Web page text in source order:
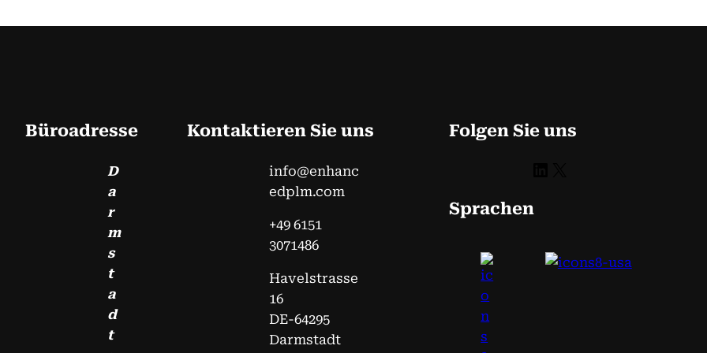
Büroadresse
D
a
r
m
s
t
a
d
t
Kontaktieren Sie uns
info@enhanc
edplm.com
+49 6151
3071486
Havelstrasse
16
DE-64295
Darmstadt
Folgen Sie uns
Sprachen